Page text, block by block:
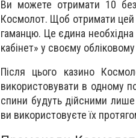
Ви можете отримати 10
Космолот. Щоб отримати цей
гаманцю. Це єдина
кабінет» у своєму
Після цього казино
використовувати в одному
спини будуть дійсними
ви використовуєте їх